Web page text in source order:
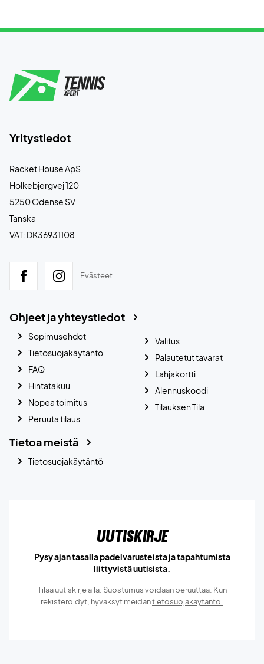
Yritystiedot
Racket House ApS
Holkebjergvej 120
5250 Odense SV
Tanska
VAT: DK36931108
Evästeet
Ohjeet ja yhteystiedot
Sopimusehdot
Tietosuojakäytäntö
FAQ
Hintatakuu
Nopea toimitus
Peruuta tilaus
Valitus
Palautetut tavarat
Lahjakortti
Alennuskoodi
Tilauksen Tila
Tietoa meistä
Tietosuojakäytäntö
Uutiskirje
Pysy ajan tasalla padelvarusteista ja tapahtumista
liittyvistä uutisista.
Tilaa uutiskirje alla. Suostumus voidaan peruuttaa. Kun
rekisteröidyt, hyväksyt meidäntietosuojakäytäntö.